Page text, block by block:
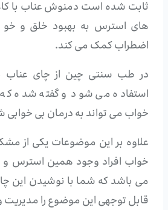
ثابت شده است دمنوش عناب با
های استرس به بهبود خلق و
اضطراب کمک می کند.
در طب سنتی چین از چای عناب
استفاده می شود و گفته شده
خواب می تواند به درمان بی خوابی
علاوه بر این موضوعات یکی از
خواب افراد وجود همین استرس
می باشد که شما با نوشیدن این
قابل توجهی این موضوع را مدیریت